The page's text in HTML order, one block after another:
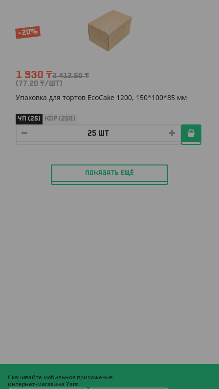
-20%
1 930 ₸2 412.50₸
(77.20 ₸/ШТ)
Упаковка для тортов EcoCake 1200, 150*100*85 мм
УП (25) КОР (250)
ПОКАЗАТЬ ЕЩЁ
Скачивайте мобильное приложение
интернет-магазина Yans